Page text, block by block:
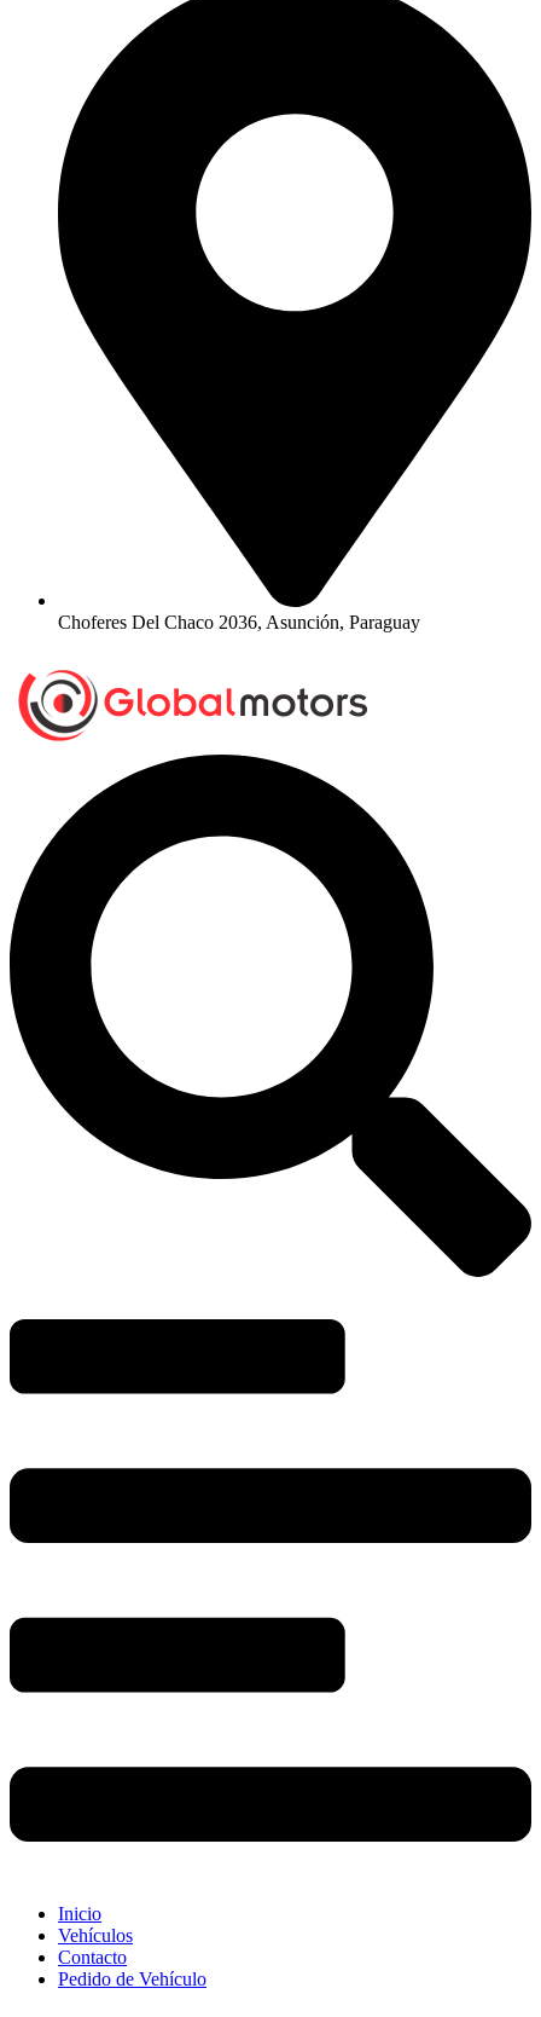
Choferes Del Chaco 2036, Asunción, Paraguay
Inicio
Vehículos
Contacto
Pedido de Vehículo